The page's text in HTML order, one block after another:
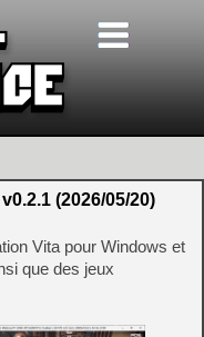
(2026/05/20)
Vita pour Windows et
que des jeux